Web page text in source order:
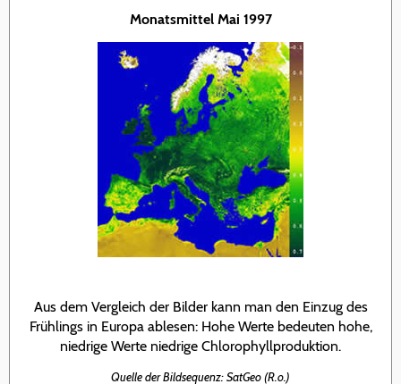
Monatsmittel Mai 1997
Aus dem Vergleich der Bilder kann man den Einzug des
Frühlings in Europa ablesen: Hohe Werte bedeuten hohe,
niedrige Werte niedrige Chlorophyllproduktion.
Quelle der Bildsequenz: SatGeo(R.o.)